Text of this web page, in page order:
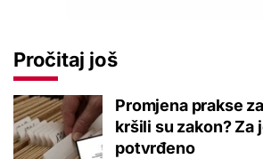
Pročitaj još
Promjena prakse
kršili su zakon? Za
potvrđeno